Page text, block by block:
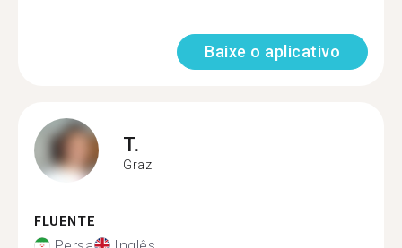
Baixe o aplicativo
T.
Graz
FLUENTE